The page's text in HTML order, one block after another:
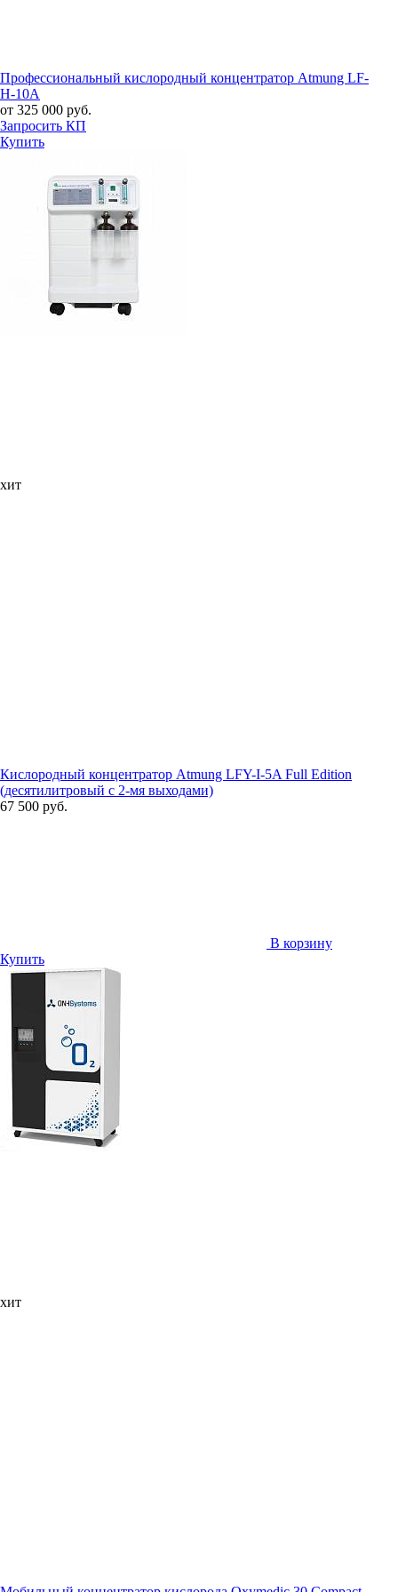
Профессиональный кислородный концентратор Atmung LF-
H-10A
от 325 000 руб.
Запросить КП
Купить
хит
Кислородный концентратор Atmung LFY-I-5A Full Edition
(десятилитровый с 2-мя выходами)
67 500 руб.
В корзину
Купить
хит